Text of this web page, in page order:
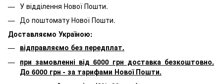
У відділення Нової Пошти.
До поштомату Нової Пошти.
Доставляємо Україною:
відправляємо без передплат.
при замовленні від 6000 грн доставка безкоштовно.
До 6000 грн - за тарифами Нової Пошти.